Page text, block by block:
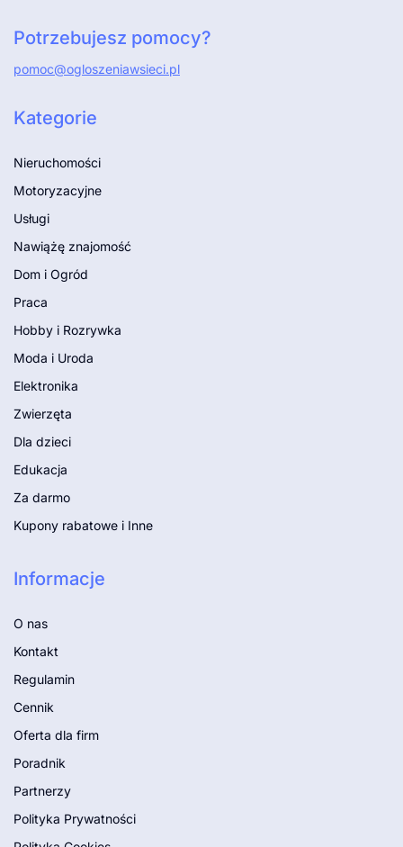
Potrzebujesz pomocy?
pomoc@ogloszeniawsieci.pl
Kategorie
Nieruchomości
Motoryzacyjne
Usługi
Nawiążę znajomość
Dom i Ogród
Praca
Hobby i Rozrywka
Moda i Uroda
Elektronika
Zwierzęta
Dla dzieci
Edukacja
Za darmo
Kupony rabatowe i Inne
Informacje
O nas
Kontakt
Regulamin
Cennik
Oferta dla firm
Poradnik
Partnerzy
Polityka Prywatności